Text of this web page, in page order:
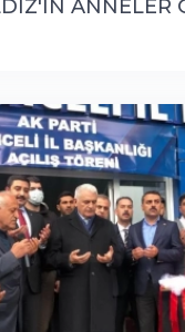
ANNELER